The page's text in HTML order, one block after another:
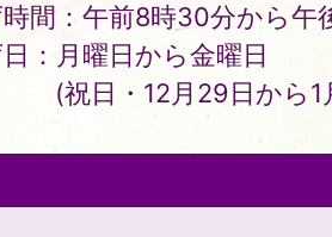
間：午前8時30分から午
：月曜日から金曜日
(祝日・12月29日から